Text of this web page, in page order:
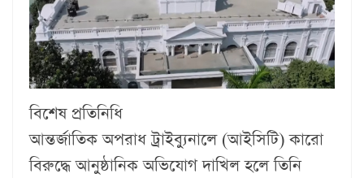
বিশেষ প্রতিনিধি
আন্তর্জাতিক অপরাধ ট্রাইব্যুনালে (আইসিটি) কারো
বিরুদ্ধে আনুষ্ঠানিক অভিযোগ দাখিল হলে তিনি